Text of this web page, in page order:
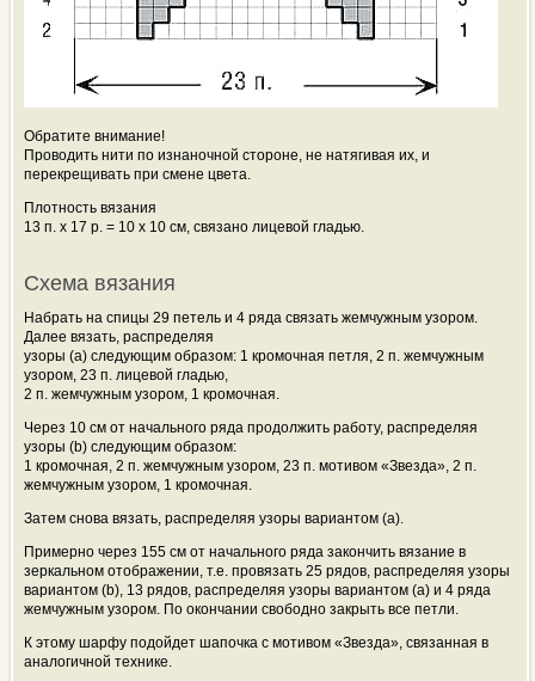
Обратите внимание!
Проводить нити по изнаночной стороне, не натягивая их, и
перекрещивать при смене цвета.
Плотность вязания
13 п. х 17 р. = 10 х 10 см, связано лицевой гладью.
Схема вязания
Набрать на спицы 29 петель и 4 ряда связать жемчужным узором.
Далее вязать, распределяя
узоры (а) следующим образом: 1 кромочная петля, 2 п. жемчужным
узором, 23 п. лицевой гладью,
2 п. жемчужным узором, 1 кромочная.
Через 10 см от начального ряда продолжить работу, распределяя
узоры (b) следующим образом:
1 кромочная, 2 п. жемчужным узором, 23 п. мотивом «Звезда», 2 п.
жемчужным узором, 1 кромочная.
Затем снова вязать, распределяя узоры вариантом (а).
Примерно через 155 см от начального ряда закончить вязание в
зеркальном отображении, т.е. провязать 25 рядов, распределяя узоры
вариантом (b), 13 рядов, распределяя узоры вариантом (а) и 4 ряда
жемчужным узором. По окончании свободно закрыть все петли.
К этому шарфу подойдет шапочка с мотивом «Звезда», связанная в
аналогичной технике.